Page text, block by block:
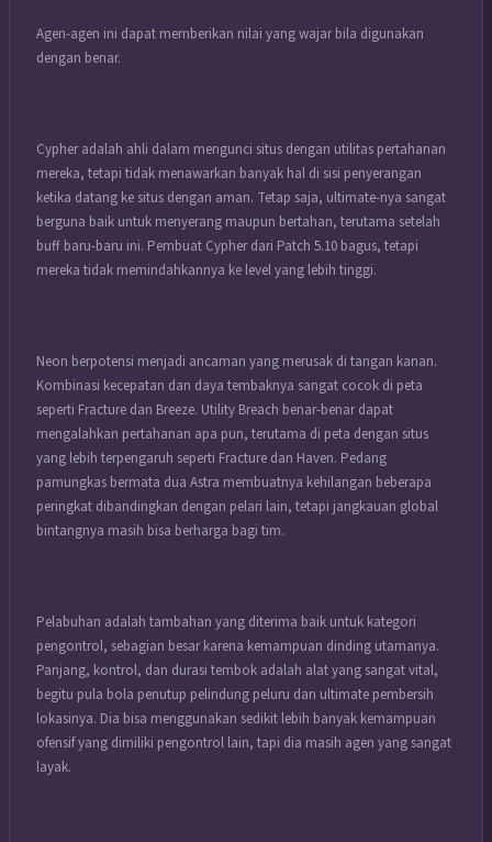
Agen-agen ini dapat memberikan nilai yang wajar bila digunakan
dengan benar.
Cypher adalah ahli dalam mengunci situs dengan utilitas pertahanan
mereka, tetapi tidak menawarkan banyak hal di sisi penyerangan
ketika datang ke situs dengan aman. Tetap saja, ultimate-nya sangat
berguna baik untuk menyerang maupun bertahan, terutama setelah
buff baru-baru ini. Pembuat Cypher dari Patch 5.10 bagus, tetapi
mereka tidak memindahkannya ke level yang lebih tinggi.
Neon berpotensi menjadi ancaman yang merusak di tangan kanan.
Kombinasi kecepatan dan daya tembaknya sangat cocok di peta
seperti Fracture dan Breeze. Utility Breach benar-benar dapat
mengalahkan pertahanan apa pun, terutama di peta dengan situs
yang lebih terpengaruh seperti Fracture dan Haven. Pedang
pamungkas bermata dua Astra membuatnya kehilangan beberapa
peringkat dibandingkan dengan pelari lain, tetapi jangkauan global
bintangnya masih bisa berharga bagi tim.
Pelabuhan adalah tambahan yang diterima baik untuk kategori
pengontrol, sebagian besar karena kemampuan dinding utamanya.
Panjang, kontrol, dan durasi tembok adalah alat yang sangat vital,
begitu pula bola penutup pelindung peluru dan ultimate pembersih
lokasinya. Dia bisa menggunakan sedikit lebih banyak kemampuan
ofensif yang dimiliki pengontrol lain, tapi dia masih agen yang sangat
layak.